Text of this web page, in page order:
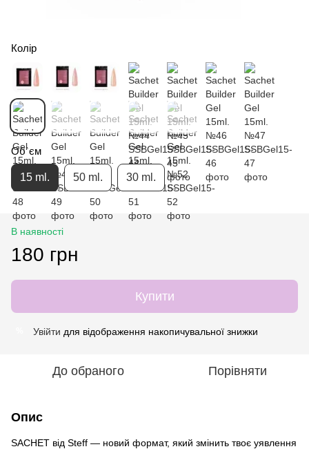
Колір
Об`єм
15 ml. 50 ml. 30 ml.
В наявності
180 грн
Купити
Увійти для відображення накопичувальної знижки
До обраного Порівняти
Опис
SACHET від Steff — новий формат, який змінить твоє уявлення